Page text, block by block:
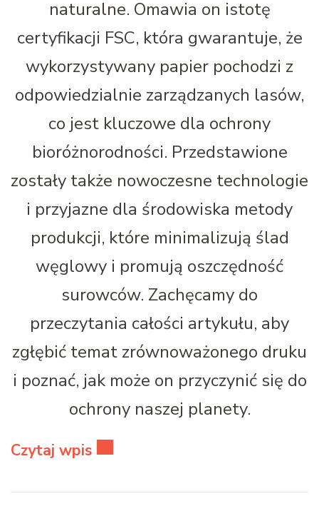
naturalne. Omawia on istotę
certyfikacji FSC, która gwarantuje, że
wykorzystywany papier pochodzi z
odpowiedzialnie zarządzanych lasów,
co jest kluczowe dla ochrony
bioróżnorodności. Przedstawione
zostały także nowoczesne technologie
i przyjazne dla środowiska metody
produkcji, które minimalizują ślad
węglowy i promują oszczędność
surowców. Zachęcamy do
przeczytania całości artykułu, aby
zgłębić temat zrównoważonego druku
i poznać, jak może on przyczynić się do
ochrony naszej planety.
Czytaj wpis